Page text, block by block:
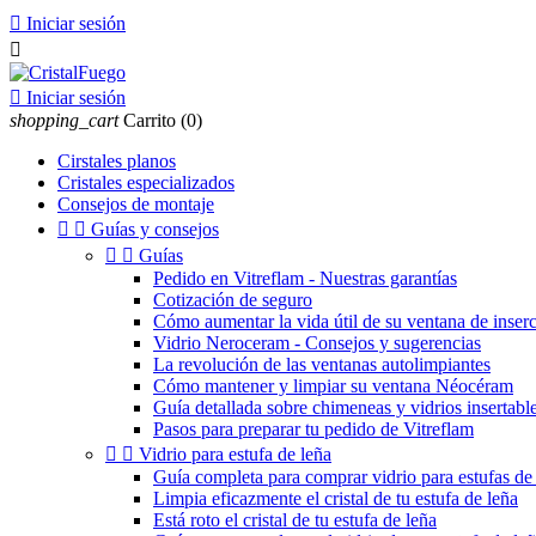
 Iniciar sesión

 Iniciar sesión
shopping_cart Carrito (0)
Cirstales planos
Cristales especializados
Consejos de montaje
  Guías y consejos
  Guías
Pedido en Vitreflam - Nuestras garantías
Cotización de seguro
Cómo aumentar la vida útil de su ventana de
Vidrio Neroceram - Consejos y sugerencias
La revolución de las ventanas autolimpiantes
Cómo mantener y limpiar su ventana Néocéram
Guía detallada sobre chimeneas y vidrios
Pasos para preparar tu pedido de Vitreflam
  Vidrio para estufa de leña
Guía completa para comprar vidrio para estufas de
Limpia eficazmente el cristal de tu estufa de leña
Está roto el cristal de tu estufa de leña